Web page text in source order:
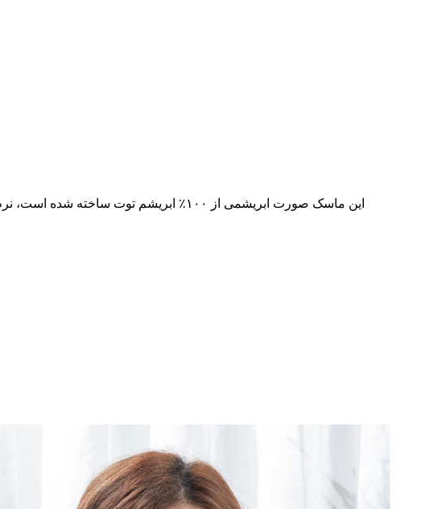
این ماسک صورت ابریشمی از ۱۰۰٪